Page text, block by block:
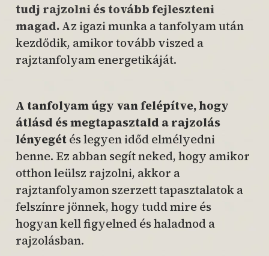
tudj rajzolni és tovább fejleszteni
magad.Az igazi munka a tanfolyam után
kezdődik, amikor tovább viszed a
rajztanfolyam energetikáját.
A tanfolyam úgy van felépítve, hogy
átlásd és megtapasztald a rajzolás
lényegétés legyen időd elmélyedni
benne. Ez abban segít neked, hogy amikor
otthon leülsz rajzolni, akkor a
rajztanfolyamon szerzett tapasztalatok a
felszínre jönnek, hogy tudd mire és
hogyan kell figyelned és haladnod a
rajzolásban.